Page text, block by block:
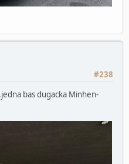
#238
bas dugacka Minhen-